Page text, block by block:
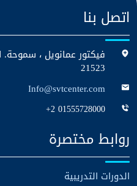
اتصل بنا
فيكتور عمانويل ،
21523
Info@svtcenter.com
+2 01555728000
روابط مختصرة
الدورات التدريبية